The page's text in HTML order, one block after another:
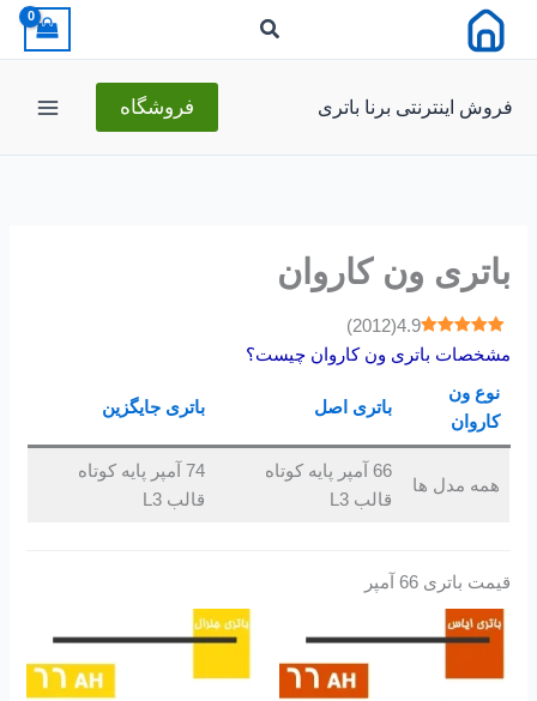
فروش اینترنتی برنا باتری فروشگاه
باتری ون کاروان
4.9
(
2012
)
مشخصات باتری ون کاروان چیست؟
نوع ون
کاروان
باتری اصل باتری جایگزین
همه مدل ها
66 آمپر پایه کوتاه
قالب L3
74 آمپر پایه کوتاه
قالب L3
قیمت باتری 66 آمپر